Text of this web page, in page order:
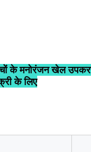
के मनोरंजन खेल
के लिए